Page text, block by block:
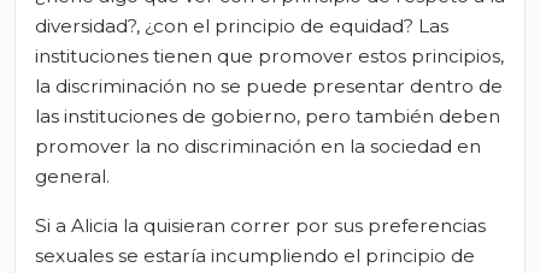
diversidad?, ¿con el principio de equidad? Las
instituciones tienen que promover estos principios,
la discriminación no se puede presentar dentro de
las instituciones de gobierno, pero también deben
promover la no discriminación en la sociedad en
general.
Si a Alicia la quisieran correr por sus preferencias
sexuales se estaría incumpliendo el principio de